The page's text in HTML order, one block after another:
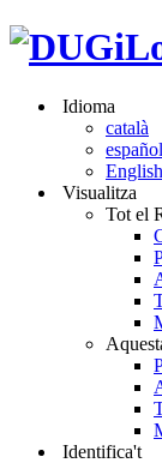
Idioma
català
español
English
Visualitza
Tot el
Identifica't